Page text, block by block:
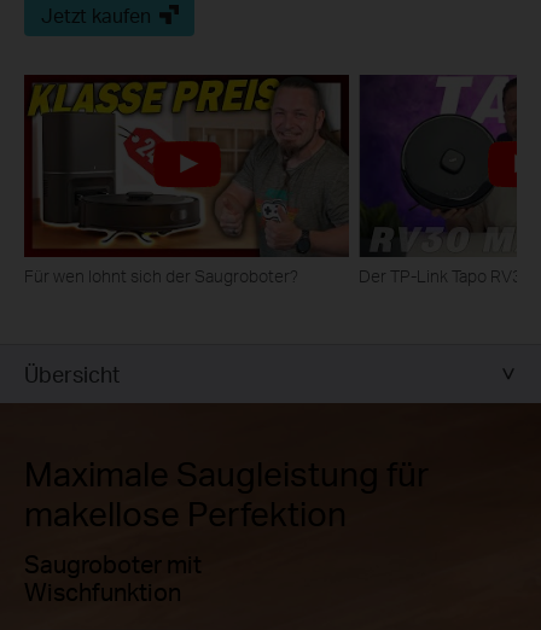
Jetzt kaufen
Für wen lohnt sich der Saugroboter? Der TP-Link Tapo RV30
Übersicht
Maximale Saugleistung für
makellose Perfektion
Saugroboter mit
Wischfunktion